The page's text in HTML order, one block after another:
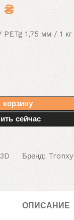
₴Текущая
цена:
400,00 ₴.
PETg 1,75 мм / 1 кг
корзину
сейчас
Бренд: Tronxy
ОПИСАНИЕ